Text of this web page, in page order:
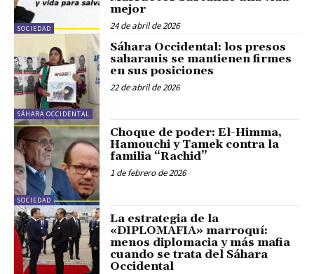
SOCIEDAD
mejor
24 de abril de 2026
SÁHARA OCCIDENTAL
Sáhara Occidental: los presos
saharauis se mantienen firmes
en sus posiciones
22 de abril de 2026
SOCIEDAD
Choque de poder: El-Himma,
Hamouchi y Tamek contra la
familia “Rachid”
1 de febrero de 2026
La estrategia de la
«DIPLOMAFIA» marroquí:
menos diplomacia y más mafia
cuando se trata del Sáhara
Occidental